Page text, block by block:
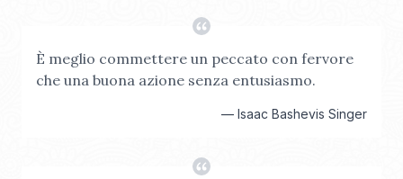
È meglio commettere un peccato con fervore
che una buona azione senza entusiasmo.
— Isaac Bashevis Singer